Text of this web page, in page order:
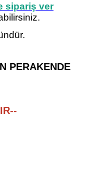
sipariş ver
PERAKENDE